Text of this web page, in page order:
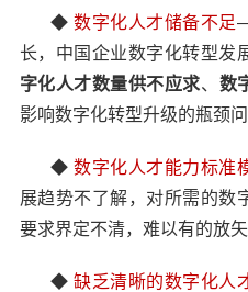
◆数字化人才储备不足
长，中国企业数字化转型发
字化人才数量供不应求、 数
影响数字化转型升级的瓶颈
◆数字化人才能力标准
展趋势不了解，对所需的数
要求界定不清，难以有的放
◆缺乏清晰的数字化人